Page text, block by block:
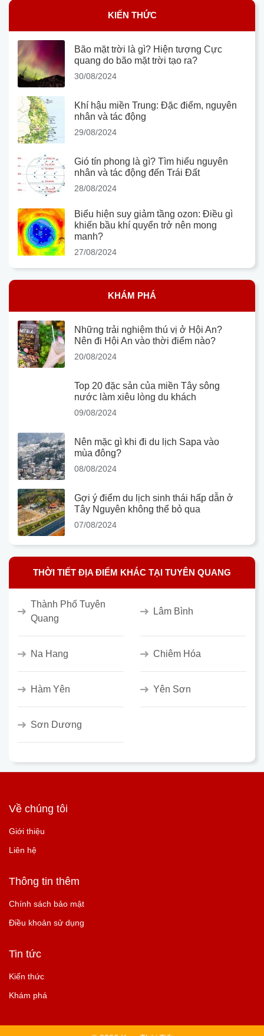
KIẾN THỨC
Bão mặt trời là gì? Hiện tượng Cực
quang do bão mặt trời tạo ra?
30/08/2024
Khí hậu miền Trung: Đặc điểm, nguyên
nhân và tác động
29/08/2024
Gió tín phong là gì? Tìm hiểu nguyên
nhân và tác động đến Trái Đất
28/08/2024
Biểu hiện suy giảm tầng ozon: Điều gì
khiến bầu khí quyển trở nên mong
manh?
27/08/2024
KHÁM PHÁ
Những trải nghiệm thú vị ở Hội An?
Nên đi Hội An vào thời điểm nào?
20/08/2024
Top 20 đặc sản của miền Tây sông
nước làm xiêu lòng du khách
09/08/2024
Nên mặc gì khi đi du lịch Sapa vào
mùa đông?
08/08/2024
Gợi ý điểm du lịch sinh thái hấp dẫn ở
Tây Nguyên không thể bỏ qua
07/08/2024
THỜI TIẾT ĐỊA ĐIỂM KHÁC TẠI TUYÊN QUANG
Thành Phố Tuyên
Quang
Lâm Bình
Na Hang Chiêm Hóa
Hàm Yên Yên Sơn
Sơn Dương
Về chúng tôi
Giới thiệu
Liên hệ
Thông tin thêm
Chính sách bảo mật
Điều khoản sử dụng
Tin tức
Kiến thức
Khám phá